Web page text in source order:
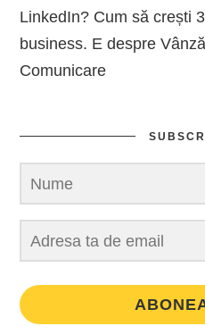
LinkedIn? Cum să crești
business. E despre
Comunicare